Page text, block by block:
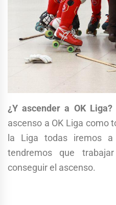
¿Y ascender a OK Liga?
ascenso a OK Liga como
la Liga todas iremos
tendremos que
conseguir el ascenso.